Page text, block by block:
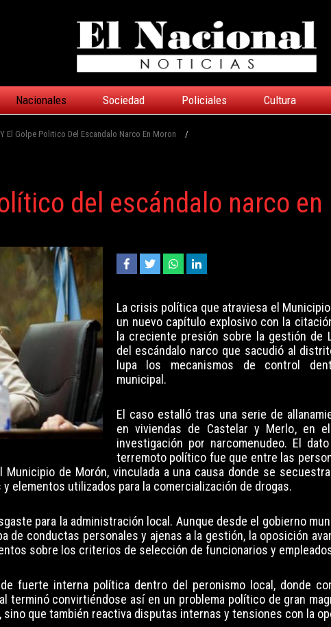
Nacionales Sociedad Policiales Cultura
El Golpe Politico Del Escandalo Narco En Moron /
del escándalo narco en
La crisis política que atraviesa el
un nuevo capítulo explosivo con la
la creciente presión sobre la gestión de
del escándalo narco que sacudió al
lupa los mecanismos de control
municipal.
El caso estalló tras una serie de
en viviendas de Castelar y Merlo, en
investigación por narcomenudeo. El
terremoto político fue que entre las
Municipio de Morón, vinculada a una causa donde se
elementos utilizados para la comercialización de drogas.
para la administración local. Aunque desde el gobierno
de conductas personales y ajenas a la gestión, la oposición
sobre los criterios de selección de funcionarios y
fuerte interna política dentro del peronismo local, donde
terminó convirtiéndose así en un problema político de gran
que también reactiva disputas internas y tensiones con la